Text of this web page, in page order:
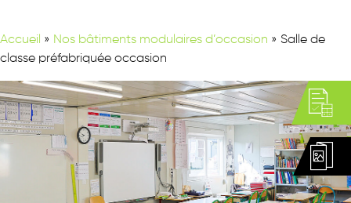
Accueil » Nos bâtiments modulaires d’occasion » Salle de
classe préfabriquée occasion